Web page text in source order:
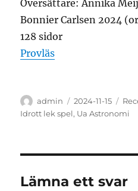
Översättare: Annika
Bonnier Carlsen 2024
128 sidor
Provläs
Författare
admin
Publicerat
den
2024-11-15
Idrott lek spel, Ua Astronomi
Lämna ett svar